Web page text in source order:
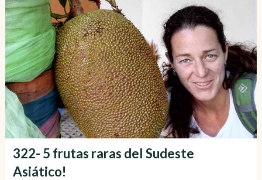
322- 5 frutas raras del Sudeste
Asiático!